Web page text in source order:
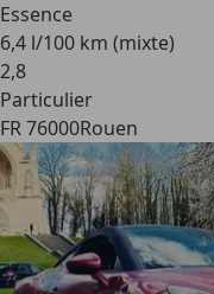
Essence
6,4 l/100 km (mixte)
2,8
Particulier
FR 76000Rouen